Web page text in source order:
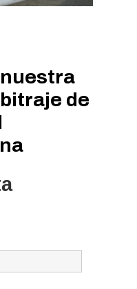
nuestra
de